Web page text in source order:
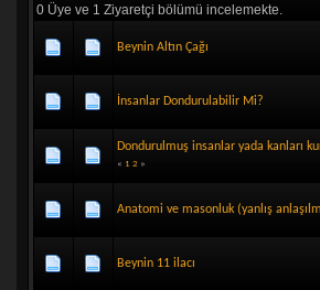
0 Üye ve 1 Ziyaretçi bölümü incelemekte.
Beynin Altın Çağı
İnsanlar Dondurulabilir Mi?
Dondurulmuş insanlar yada kanları
« 1 2 »
Anatomi ve masonluk (yanlış
Beynin 11 ilacı